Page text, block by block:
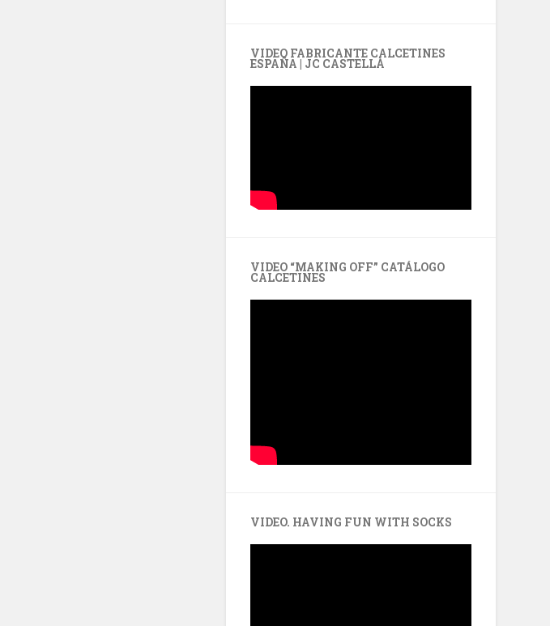
VIDEO FABRICANTE CALCETINES
ESPAÑA | JC CASTELLÀ
VIDEO “MAKING OFF” CATÁLOGO
CALCETINES
VIDEO. HAVING FUN WITH SOCKS